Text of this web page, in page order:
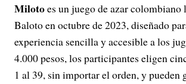
Milotoes un juego de azar colombiano
Baloto en octubre de 2023, diseñado
experiencia sencilla y accesible a los
4.000 pesos, los participantes eligen
1 al 39, sin importar el orden, y pueden